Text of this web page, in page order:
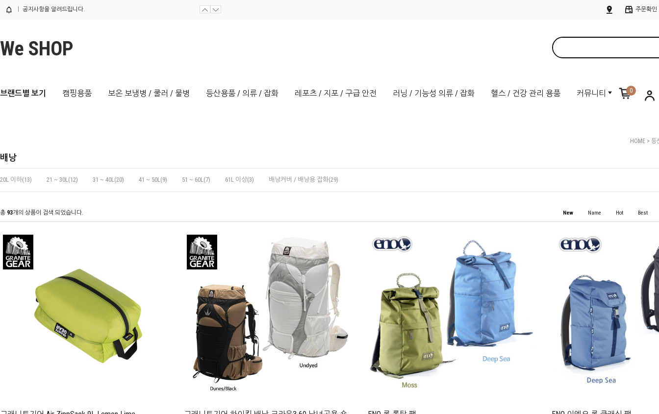
공지사항을 알려드립니다. 주문확인
We SHOP
브랜드별 보기 캠핑용품 보온 보냉병 / 쿨러 / 물병 등산용품 / 의류 / 잡화 레포츠 / 지포 / 구급 안전 러닝 / 기능성 의류 / 잡화 헬스 / 건강 관리 용품 커뮤니티 0
HOME > 등
배낭
20L 이하(13) 21 ~ 30L(12) 31 ~ 40L(20) 41 ~ 50L(9) 51 ~ 60L(7) 61L 이상(3) 배낭커버 / 배낭용 잡화(29)
총 93개의 상품이 검색 되었습니다. New Name Hot Best